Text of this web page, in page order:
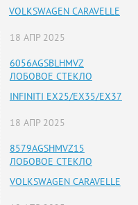
VOLKSWAGEN CARAVELLE
18 АПР 2025
6056AGSBLHMVZ
ЛОБОВОЕ СТЕКЛО
INFINITI EX25/EX35/EX37
18 АПР 2025
8579AGSHMVZ15
ЛОБОВОЕ СТЕКЛО
VOLKSWAGEN CARAVELLE